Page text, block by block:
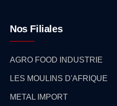
Nos Filiales
AGRO FOOD INDUSTRIE
LES MOULINS D'AFRIQUE
METAL IMPORT